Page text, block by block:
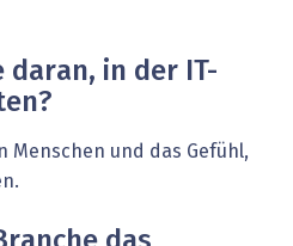
daran, in der IT-
­Menschen und das Gefühl,